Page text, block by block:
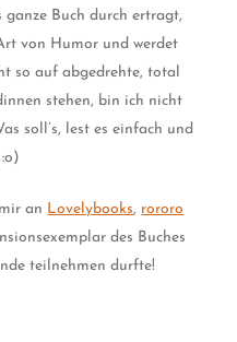
ganze Buch durch ertragt,
von Humor und werdet
so auf abgedrehte, total
stehen, bin ich nicht
soll’s, lest es einfach und
an Lovelybooks, rororo
des Buches
teilnehmen durfte!